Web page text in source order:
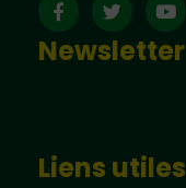
Newsletter
Liens utiles